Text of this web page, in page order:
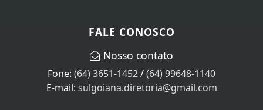
FALE CONOSCO
Nosso contato
Fone: (64) 3651-1452/(64) 99648-1140
E-mail: sulgoiana.diretoria@gmail.com